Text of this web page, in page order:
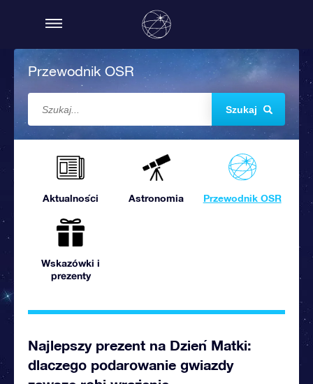
Przewodnik OSR
Szukaj
Aktualności Astronomia Przewodnik OSR
Wskazówki i
prezenty
Najlepszy prezent na Dzień Matki:
dlaczego podarowanie gwiazdy